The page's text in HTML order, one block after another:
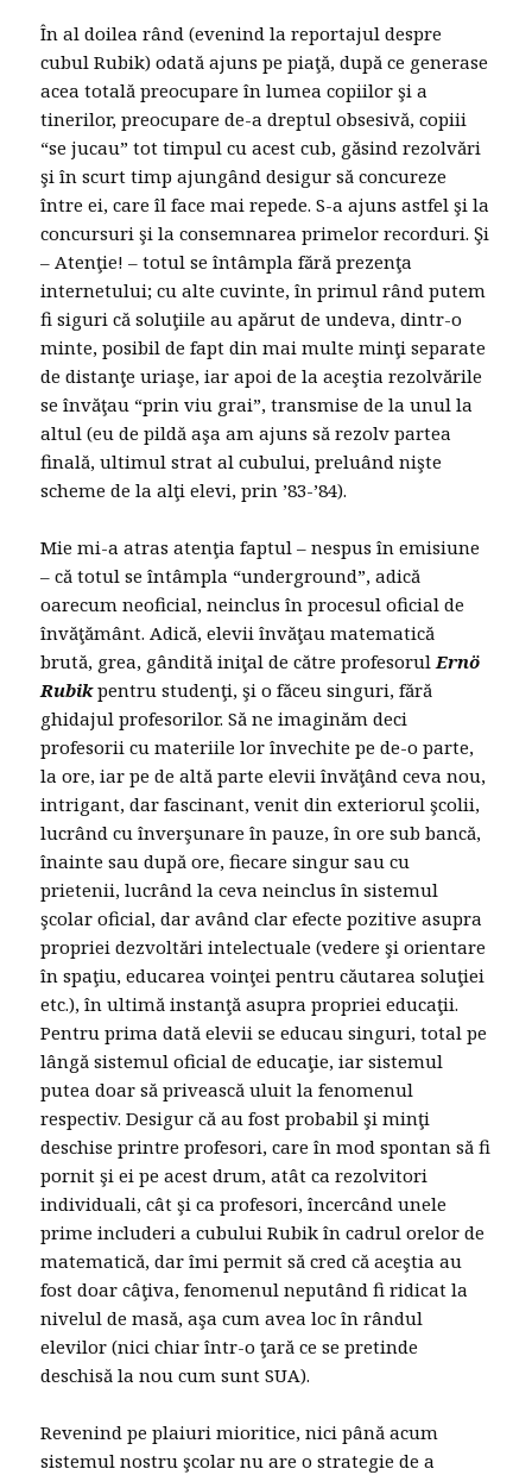
În al doilea rând (evenind la reportajul despre
cubul Rubik) odată ajuns pe piaţă, după ce generase
acea totală preocupare în lumea copiilor şi a
tinerilor, preocupare de-a dreptul obsesivă, copiii
“se jucau” tot timpul cu acest cub, găsind rezolvări
şi în scurt timp ajungând desigur să concureze
între ei, care îl face mai repede. S-a ajuns astfel şi la
concursuri şi la consemnarea primelor recorduri. Şi
– Atenţie! – totul se întâmpla fără prezenţa
internetului; cu alte cuvinte, în primul rând putem
fi siguri că soluţiile au apărut de undeva, dintr-o
minte, posibil de fapt din mai multe minţi separate
de distanţe uriaşe, iar apoi de la aceştia rezolvările
se învăţau “prin viu grai”, transmise de la unul la
altul (eu de pildă aşa am ajuns să rezolv partea
finală, ultimul strat al cubului, preluând nişte
scheme de la alţi elevi, prin ’83-’84).
Mie mi-a atras atenţia faptul – nespus în emisiune
– că totul se întâmpla “underground”, adică
oarecum neoficial, neinclus în procesul oficial de
învăţământ. Adică, elevii învăţau matematică
brută, grea, gândită iniţal de către profesorulErnö
Rubikpentru studenţi, şi o făceu singuri, fără
ghidajul profesorilor. Să ne imaginăm deci
profesorii cu materiile lor învechite pe de-o parte,
la ore, iar pe de altă parte elevii învăţând ceva nou,
intrigant, dar fascinant, venit din exteriorul şcolii,
lucrând cu înverşunare în pauze, în ore sub bancă,
înainte sau după ore, fiecare singur sau cu
prietenii, lucrând la ceva neinclus în sistemul
şcolar oficial, dar având clar efecte pozitive asupra
propriei dezvoltări intelectuale (vedere şi orientare
în spaţiu, educarea voinţei pentru căutarea soluţiei
etc.), în ultimă instanţă asupra propriei educaţii.
Pentru prima dată elevii se educau singuri, total pe
lângă sistemul oficial de educaţie, iar sistemul
putea doar să privească uluit la fenomenul
respectiv. Desigur că au fost probabil şi minţi
deschise printre profesori, care în mod spontan să fi
pornit şi ei pe acest drum, atât ca rezolvitori
individuali, cât şi ca profesori, încercând unele
prime includeri a cubului Rubik în cadrul orelor de
matematică, dar îmi permit să cred că aceştia au
fost doar câţiva, fenomenul neputând fi ridicat la
nivelul de masă, aşa cum avea loc în rândul
elevilor (nici chiar într-o ţară ce se pretinde
deschisă la nou cum sunt SUA).
Revenind pe plaiuri mioritice, nici până acum
sistemul nostru şcolar nu are o strategie de a